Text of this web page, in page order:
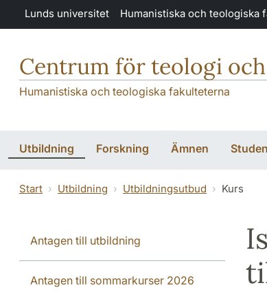
Hoppa till huvudinnehåll
Lunds universitet Humanistiska och teologiska
Centrum för teologi
Humanistiska och teologiska fakulteterna
Utbildning Forskning Ämnen
Start Utbildning Utbildningsutbud Kurs
Antagen till utbildning
Antagen till sommarkurser 2026